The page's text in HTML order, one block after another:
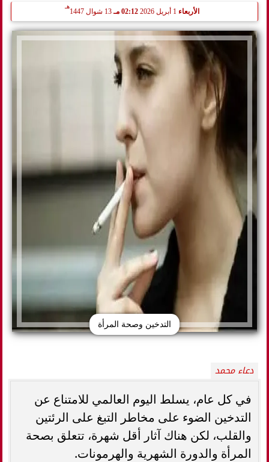
الأربعاء 02:12 مـ 13 شوال 1447
هـ
التدخين وصحة المرأة
دعاء محمد
في كل عام، يسلط اليوم العالمي للامتناع عن
التدخين الضوء على مخاطر التبغ على الرئتين
والقلب، لكن هناك آثار أقل شهرة، تتعلق بصحة
المرأة والدورة الشهرية والهرمونات.